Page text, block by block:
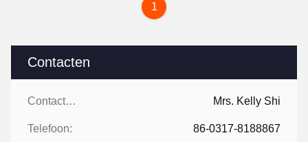
Contacten
Contacten: Mrs. Kelly Shi
Telefoon: 86-0317-8188867
1